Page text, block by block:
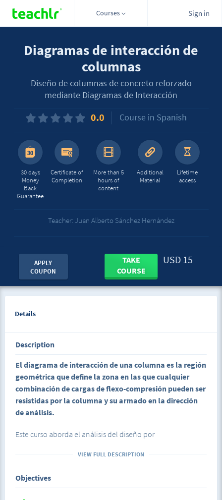
Courses Sign in
Diagramas de interacción de
columnas
Diseño de columnas de concreto reforzado
mediante Diagramas de Interacción
0.0 Course in Spanish
30 days
Money
Back
Guarantee
Certificate of
Completion
More than 5
hours of
content
Additional
Material
Lifetime
access
Teacher: Juan Alberto Sánchez Hernández
APPLY
COUPON
TAKE
COURSE
USD 15
Details
Description
El diagrama de interacción de una columna es la región
geométrica que define la zona en las que cualquier
combinación de cargas de flexo-compresión pueden ser
resistidas por la columna y su armado en la dirección
de análisis.
Este curso aborda el análisis del diseño por
armado con varillas de acero desde el punto de vista
mecanismos establecidos en las normas mediante la
VIEW FULL DESCRIPTION
Objectives